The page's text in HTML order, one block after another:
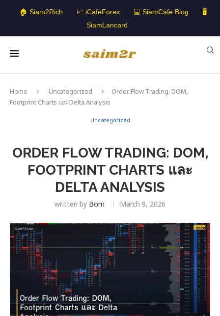
🏠 Siam2Rich 📈 iCafeForex 💻 SiamCafe Blog
🖥️
SiamLancard
Home Uncategorized
Order Flow Trading: DOM,
Footprint Charts และ Delta Analysis
Uncategorized
ORDER FLOW TRADING: DOM,
FOOTPRINT CHARTS และ
DELTA ANALYSIS
written by Bom March 9, 2026